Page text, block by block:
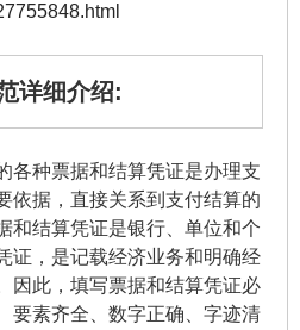
详细介绍:
各种票据和结算凭证是办理支
依据，直接关系到支付结算的
和结算凭证是银行、单位和个
证，是记载经济业务和明确经
因此，填写票据和结算凭证必
要素齐全、数字正确、字迹清